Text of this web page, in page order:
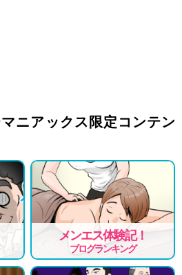
ニアックス限定コンテン
メンエス体験記！
ブログランキング